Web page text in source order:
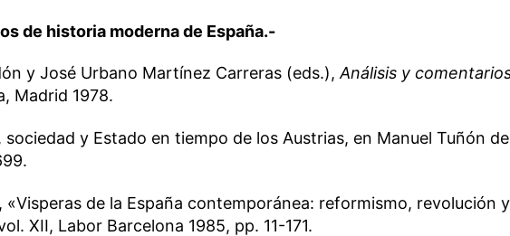
de historia moderna de España.-
y José Urbano Martínez Carreras (eds.),Análisis y
Madrid 1978.
y Estado en tiempo de los Austrias, en Manuel Tuñón
«Visperas de la España contemporánea: reformismo, revolución
XII, Labor Barcelona 1985, pp. 11-171.